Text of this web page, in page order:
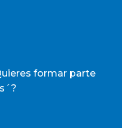
formar parte